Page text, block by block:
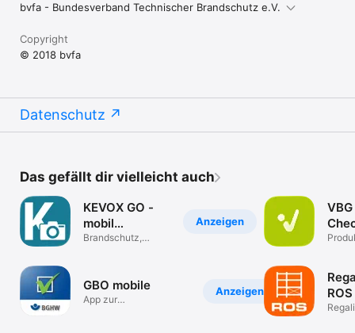
bvfa - Bundesverband Technischer Brandschutz e.V.
Copyright
© 2018 bvfa
Datenschutz
Das gefällt dir vielleicht auch
Anzeigen
KEVOX GO -
mobil
dokumentieren
Brandschutz,
Anzeigen
GBO mobile
App zur